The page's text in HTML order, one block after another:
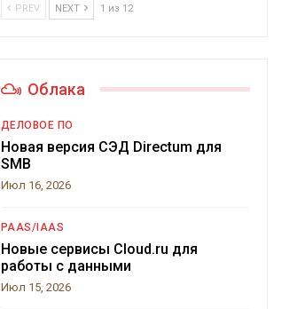
PREV NEXT 1 из 12
Облака
ДЕЛОВОЕ ПО
Новая версия СЭД Directum для
SMB
Июл 16, 2026
PAAS/IAAS
Новые сервисы Cloud.ru для
работы с данными
Июл 15, 2026